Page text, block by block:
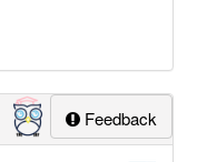
Feedback